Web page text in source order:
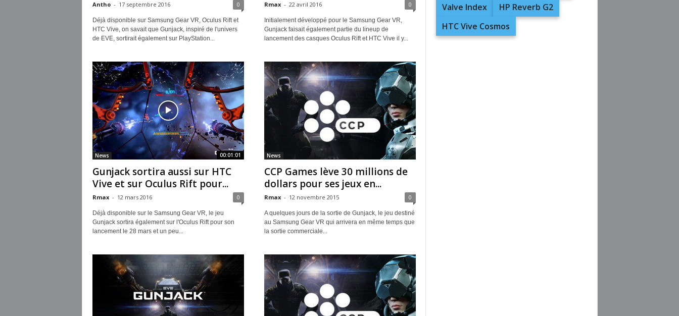
Antho - 17 septembre 2016 0
Déjà disponible sur Samsung Gear VR, Oculus Rift et
HTC Vive, on savait que Gunjack, inspiré de l'univers
de EVE, sortirait également sur PlayStation...
Rmax - 22 avril 2016 0
Initialement développé pour le Samsung Gear VR,
Gunjack faisait également partie du lineup de
lancement des casques Oculus Rift et HTC Vive il y...
00:01:01
News
Gunjack sortira aussi sur HTC
Vive et sur Oculus Rift pour...
Rmax - 12 mars 2016 0
Déjà disponible sur le Samsung Gear VR, le jeu
Gunjack sortira également sur l'Oculus Rift pour son
lancement le 28 mars et un peu...
News
CCP Games lève 30 millions de
dollars pour ses jeux en...
Rmax - 12 novembre 2015 0
A quelques jours de la sortie de Gunjack, le jeu destiné
au Samsung Gear VR qui arrivera en même temps que
la sortie commerciale...
Valve Index
HP Reverb G2
HTC Vive Cosmos